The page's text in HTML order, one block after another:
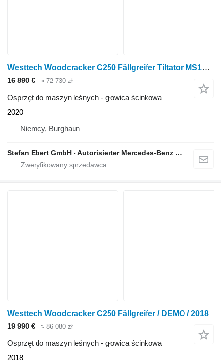
Westtech Woodcracker C250 Fällgreifer Tiltator MS10 / 2020
16 890 € ≈ 72 730 zł
Osprzęt do maszyn leśnych - głowica ścinkowa
2020
Niemcy, Burghaun
Stefan Ebert GmbH - Autorisierter Mercedes-Benz Servicepartner
Westtech Woodcracker C250 Fällgreifer / DEMO / 2018
19 990 €
≈ 86 080 zł
Osprzęt do maszyn leśnych - głowica ścinkowa
2018